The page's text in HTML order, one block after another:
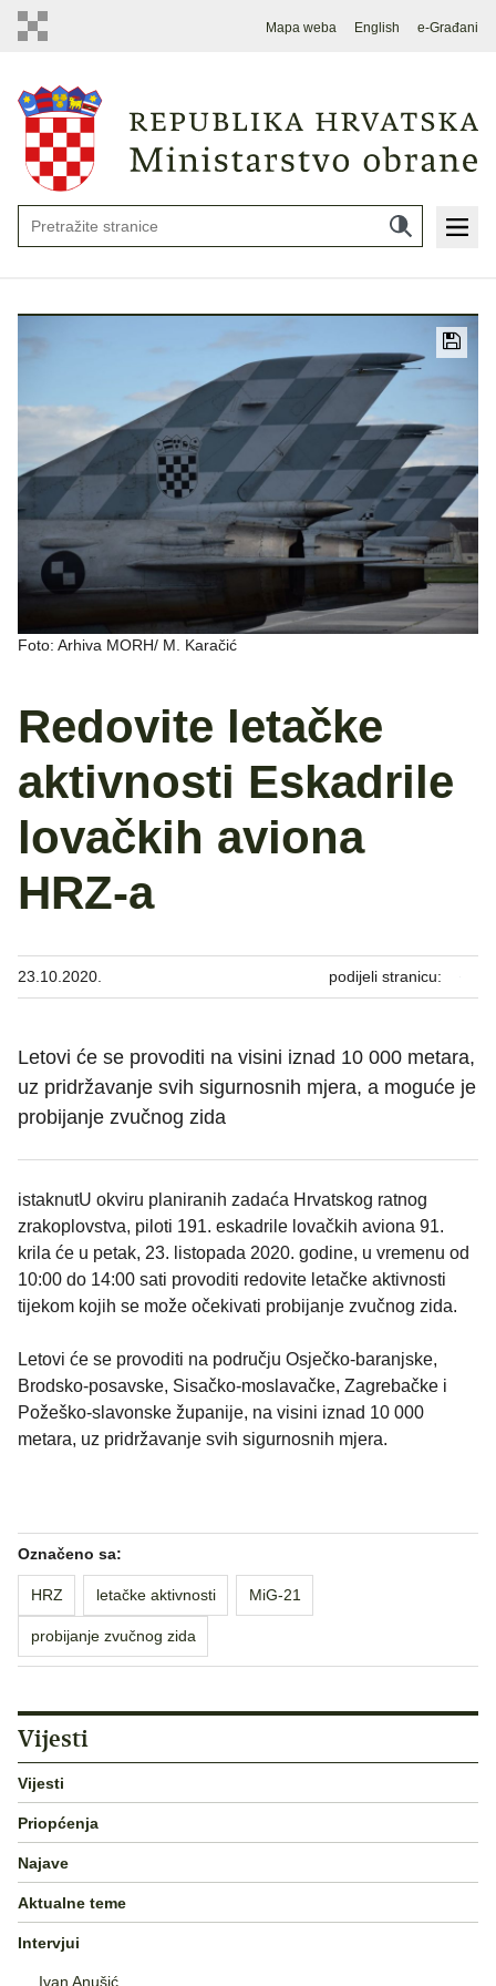
Mapa weba English e-Građani
Foto: Arhiva MORH/ M. Karačić
Redovite letačke
aktivnosti Eskadrile
lovačkih aviona
HRZ-a
23.10.2020. podijeli stranicu:
Letovi će se provoditi na visini iznad 10 000 metara,
uz pridržavanje svih sigurnosnih mjera, a moguće je
probijanje zvučnog zida
istaknutU okviru planiranih zadaća Hrvatskog ratnog
zrakoplovstva, piloti 191. eskadrile lovačkih aviona 91.
krila će u petak, 23. listopada 2020. godine, u vremenu od
10:00 do 14:00 sati provoditi redovite letačke aktivnosti
tijekom kojih se može očekivati probijanje zvučnog zida.
Letovi će se provoditi na području Osječko-baranjske,
Brodsko-posavske, Sisačko-moslavačke, Zagrebačke i
Požeško-slavonske županije, na visini iznad 10 000
metara, uz pridržavanje svih sigurnosnih mjera.
Označeno sa:
HRZ letačke aktivnosti MiG-21
probijanje zvučnog zida
Vijesti
Vijesti
Priopćenja
Najave
Aktualne teme
Intervjui
Ivan Anušić